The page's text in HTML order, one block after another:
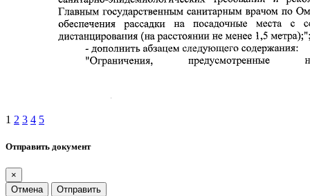
1 2 3 4 5
Отправить документ
×
Отмена
Отправить